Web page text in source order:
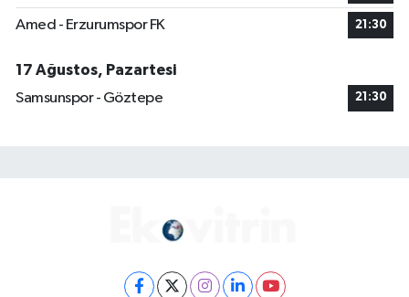
Amed - Erzurumspor FK 21:30
17 Ağustos, Pazartesi
Samsunspor - Göztepe
21:30